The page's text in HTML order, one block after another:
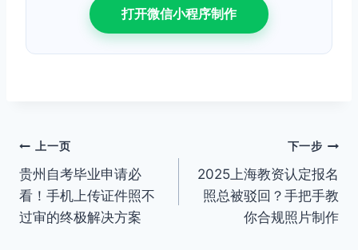
打开微信小程序制作
文
章
导
上一页
贵州自考毕业申请必
看！手机上传证件照不
过审的终极解决方案
下一步
2025上海教资认定报名
照总被驳回？手把手教
你合规照片制作